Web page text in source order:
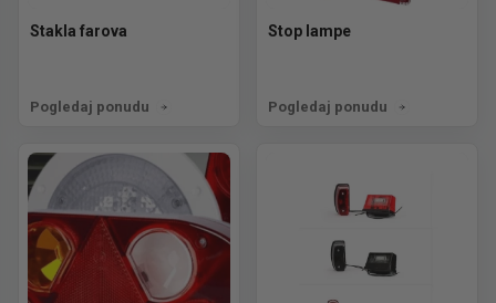
Stakla farova
Pogledaj ponudu
Stop lampe
Pogledaj ponudu